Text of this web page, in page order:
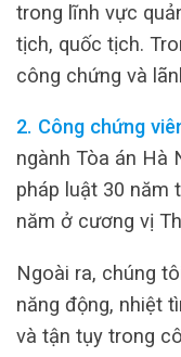
trong lĩnh vực
tịch, quốc tịch.
công chứng và
2. Công chứng
ngành Tòa án Hà
pháp luật 30 năm
năm ở cương vị
Ngoài ra, chúng
năng động, nhiệt
và tận tụy trong